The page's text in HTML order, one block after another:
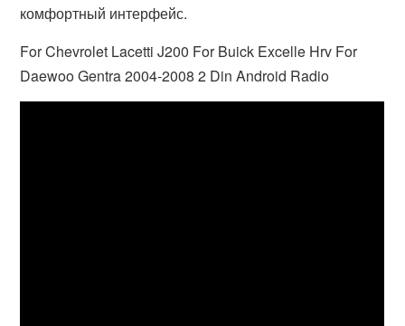
комфортный интерфейс.
For Chevrolet Lacetti J200 For Buick Excelle Hrv For
Daewoo Gentra 2004-2008 2 Din Android Radio